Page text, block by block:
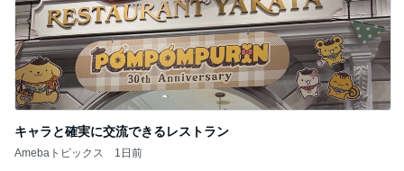
キャラと確実に交流できるレストラン
Amebaトピックス 1日前